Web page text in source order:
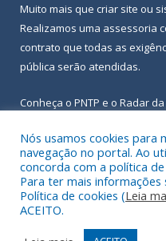
Muito mais que criar site ou
Realizamos uma assessoria
contrato que todas as
pública serão atendidas.
Conheça o PNTP e o Radar
Todos os direitos
Nós usamos cookies para
navegação no portal. Ao
concorda com a política
Para ter mais
Política de cookies (Leia
ACEITO.